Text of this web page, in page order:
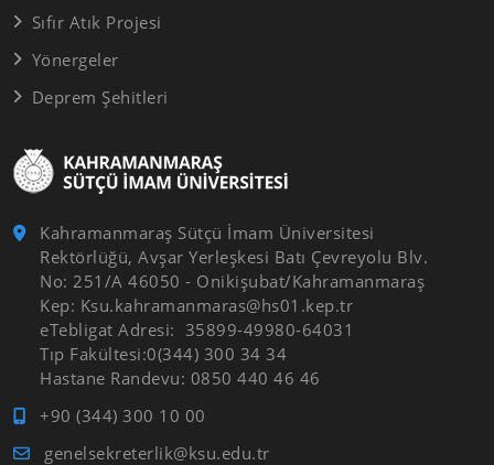
Kahramanmaraş Sütçü İmam Üniversitesi
Rektörlüğü, Avşar Yerleşkesi Batı Çevreyolu Blv.
No: 251/A 46050 - Onikişubat/Kahramanmaraş
Kep: Ksu.kahramanmaras@hs01.kep.tr
eTebligat Adresi: 35899-49980-64031
Tıp Fakültesi:0(344) 300 34 34
Hastane Randevu: 0850 440 46 46
+90 (344) 300 10 00
genelsekreterlik@ksu.edu.tr
Sıfır Atık Projesi
Yönergeler
Deprem Şehitleri